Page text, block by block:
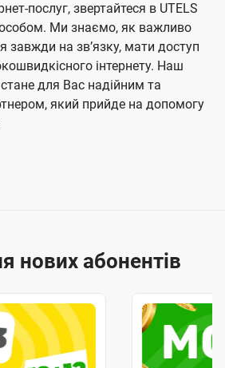
послуг, звертайтеся в UTELS
Ми знаємо, як важливо
завжди на звʼязку, мати доступ
інтернету. Наш
для Вас надійним та
який прийде на допомогу
нових абонентів